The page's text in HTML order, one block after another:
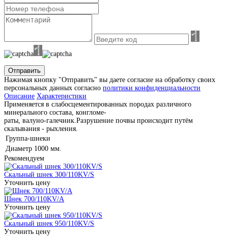
Отправить
Нажимая кнопку "Отправить" вы даете согласие на обработку своих
персональных данных согласно политики конфиденциальности
Описание Характеристики
Применяется в слабосцементированных породах различного
минерального состава, конгломе-
раты, валуно-галечник.Разрушение почвы происходит путём
скалывания - рыхления.
Группа-шнеки
Диаметр 1000 мм.
Рекомендуем
Скальный шнек 300/110KV/S
Уточнить цену
Шнек 700/110KV/A
Уточнить цену
Скальный шнек 950/110KV/S
Уточнить цену